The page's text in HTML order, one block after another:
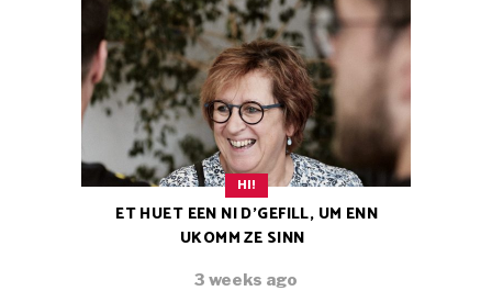
HI!
ET HUET EEN NI D’GEFILL, UM ENN
UKOMM ZE SINN
3 weeks ago